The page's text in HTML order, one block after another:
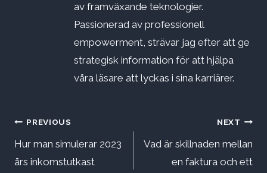
av framväxande teknologier.
Passionerad av professionell
empowerment, strävar jag efter att ge
strategisk information för att hjälpa
våra läsare att lyckas i sina karriärer.
Inläggsnavigering
PREVIOUS
Hur man simulerar 2023
års inkomstutkast
NEXT
Vad är skillnaden mellan
en faktura och ett